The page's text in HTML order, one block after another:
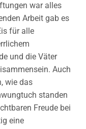
war alles
Arbeit gab es
für alle
und die Väter
Auch
wie das
standen
Freude bei
eine